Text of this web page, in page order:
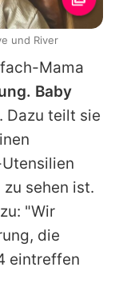
Mama
Baby
Dazu teilt sie
sehen ist.
"Wir
die
eintreffen
und River